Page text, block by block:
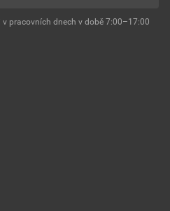
výrobku
25 kg
pracovních dnech v době 7:00–17:00